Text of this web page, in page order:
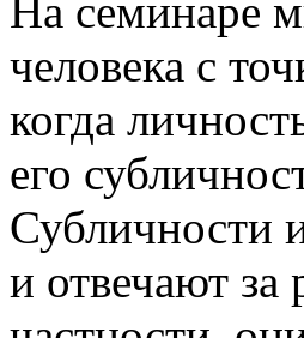
На семинаре
человека с
когда
его
Субличности
и отвечают